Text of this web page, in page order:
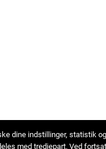
dine indstillinger, statistik
med tredjepart. Ved